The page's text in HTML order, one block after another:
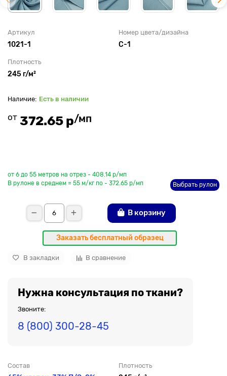
Артикул
1021-1
Номер цвета/дизайна
C-1
Плотность
245 г/м²
Есть в наличии
от 372.65 р/мп
от 6 до 55 метров на отрез - 408.14 р/мп
В рулоне в среднем = 55 м/кг по - 372.65 р/мп
Выбрать рулон
В корзину
Заказать бесплатный образец
В закладки В сравнение
Нужна консультация по ткани?
Звоните:
8 (800) 300-28-45
Состав Плотность